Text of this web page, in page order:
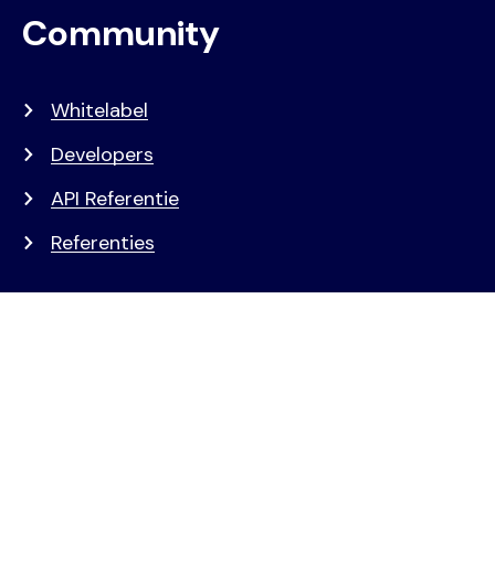
Community
Whitelabel
Developers
API Referentie
Referenties